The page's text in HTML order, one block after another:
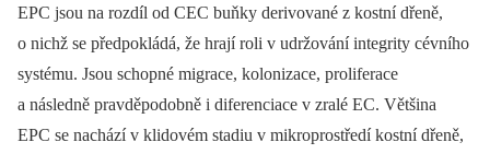
EPC jsou na rozdíl od CEC buňky derivované z kostní dřeně,
o nichž se předpokládá, že hrají roli v udržování integrity cévního
systému. Jsou schopné migrace, kolonizace, proliferace
a následně pravděpodobně i diferenciace v zralé EC. Většina
EPC se nachází v klidovém stadiu v mikroprostředí kostní dřeně,